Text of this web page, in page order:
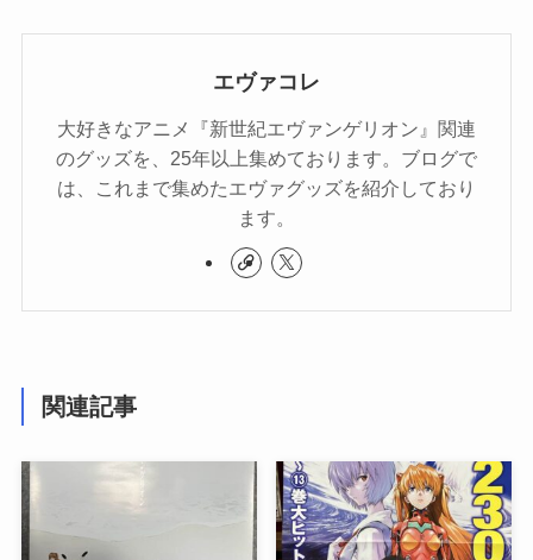
エヴァコレ
大好きなアニメ『新世紀エヴァンゲリオン』関連
のグッズを、25年以上集めております。ブログで
は、これまで集めたエヴァグッズを紹介しており
ます。
関連記事